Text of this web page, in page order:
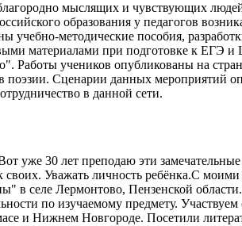
мыслящих и чувствующих
образования у педагогов
методические пособия,
материалами при подготовке к
Работы учеников опубликованы на
поэзии. Сценарии данных мероприятий
в данной сети.
уже 30 лет преподаю эти
Уважать личность ребёнка.С
в селе Лермонтово, Пензенской
по изучаемому предмету. Участвуем
и Нижнем Новгороде. Посетили